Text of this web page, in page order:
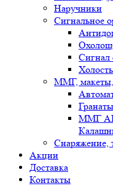
Наручники
Сигнальное
Сигнал
ММГ, макеты,
ММГ АК
Снаряжение,
Акции
Доставка
Контакты